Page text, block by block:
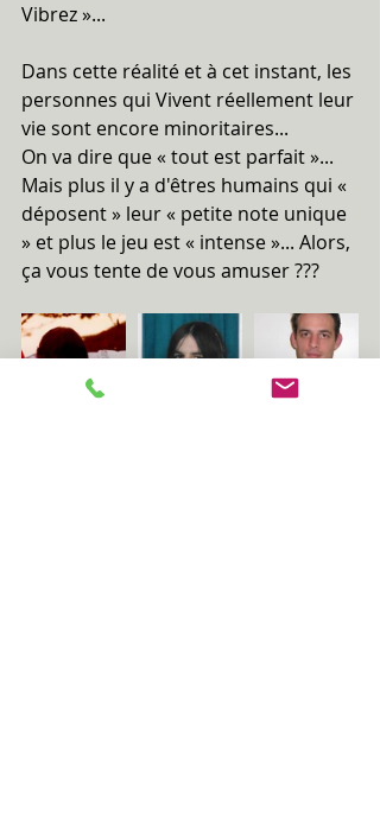
Vibrez »...
Dans cette réalité et à cet instant, les
personnes qui Vivent réellement leur
vie sont encore minoritaires...
On va dire que « tout est parfait »...
Mais plus il y a d'êtres humains qui «
déposent » leur « petite note unique
» et plus le jeu est « intense »... Alors,
ça vous tente de vous amuser ???